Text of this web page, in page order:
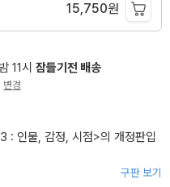
15,750원
11시 잠들기전 배송
변경
: 인물, 감정, 시점>의 개정판입
구판 보기